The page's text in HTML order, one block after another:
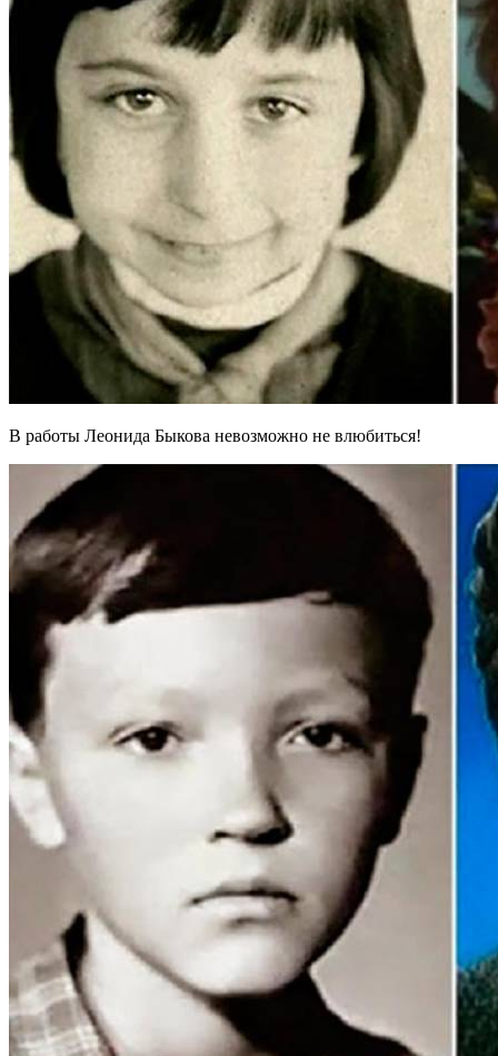
В работы Леонида Быкова невозможно не влюбиться!